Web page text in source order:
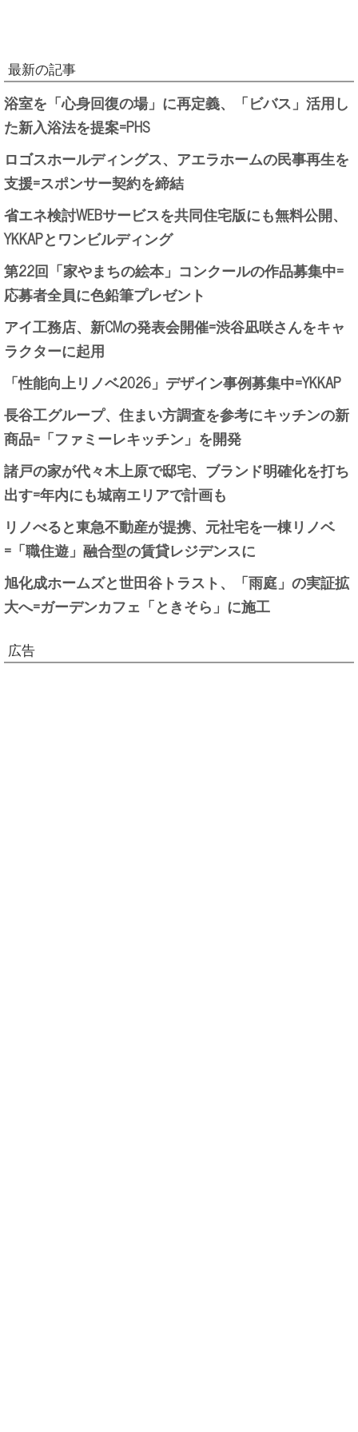
最新の記事
浴室を「心身回復の場」に再定義、「ビバス」活用し
た新入浴法を提案=PHS
ロゴスホールディングス、アエラホームの民事再生を
支援=スポンサー契約を締結
省エネ検討WEBサービスを共同住宅版にも無料公開、
YKKAPとワンビルディング
第22回「家やまちの絵本」コンクールの作品募集中=
応募者全員に色鉛筆プレゼント
アイ工務店、新CMの発表会開催=渋谷凪咲さんをキャ
ラクターに起用
「性能向上リノベ2026」デザイン事例募集中=YKKAP
長谷工グループ、住まい方調査を参考にキッチンの新
商品=「ファミーレキッチン」を開発
諸戸の家が代々木上原で邸宅、ブランド明確化を打ち
出す=年内にも城南エリアで計画も
リノべると東急不動産が提携、元社宅を一棟リノベ
=「職住遊」融合型の賃貸レジデンスに
旭化成ホームズと世田谷トラスト、「雨庭」の実証拡
大へ=ガーデンカフェ「ときそら」に施工
広告